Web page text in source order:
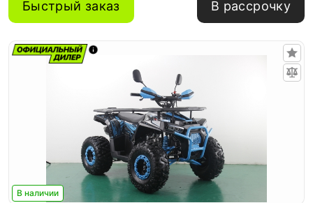
Быстрый заказ В рассрочку
В наличии